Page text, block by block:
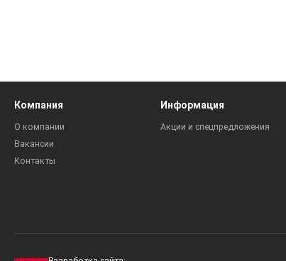
Компания
О компании
Вакансии
Контакты
Информация
Акции и спецпредложения